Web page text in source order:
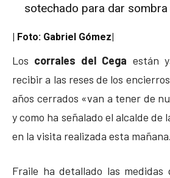
sotechado para dar sombra
| Foto: Gabriel Gómez|
Los corrales del Cega están
recibir a las reses de los
años cerrados «van a tener de
y como ha señalado el alcalde de
en la visita realizada esta mañana.
Fraile ha detallado las